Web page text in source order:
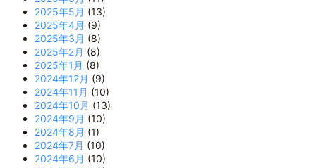
2025年5月 (13)
2025年4月 (9)
2025年3月 (8)
2025年2月 (8)
2025年1月 (8)
2024年12月 (9)
2024年11月 (10)
2024年10月 (13)
2024年9月 (10)
2024年8月 (1)
2024年7月 (10)
2024年6月 (10)